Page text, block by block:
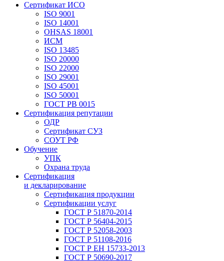
Сертификат ИСО
ISO 9001
ISO 14001
OHSAS 18001
ИСМ
ISO 13485
ISO 20000
ISO 22000
ISO 29001
ISO 45001
ISO 50001
ГОСТ РВ 0015
Сертификация репутации
ОДР
Сертификат СУЗ
СОУТ РФ
Обучение
УПК
Охрана труда
Сертификация
и декларирование
Сертификация продукции
Сертификации услуг
ГОСТ Р 51870-2014
ГОСТ Р 56404-2015
ГОСТ Р 52058-2003
ГОСТ Р 51108-2016
ГОСТ Р ЕН 15733-2013
ГОСТ Р 50690-2017